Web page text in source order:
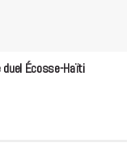
duel Écosse-Haïti